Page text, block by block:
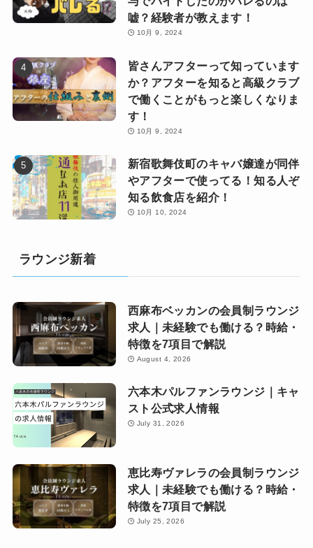
嘘？経験者が教えます！
10月 9, 2024
皆さんアフターって知っています
か？アフターを知ると高級クラブ
で働くことがもっと楽しくなりま
す！
10月 9, 2024
新宿歌舞伎町のキャバ嬢達が同伴
やアフターで使ってる！知る人ぞ
知る飲食店を紹介！
10月 10, 2024
ラウンジ新着
西麻布ベッカンの会員制ラウンジ
求人｜未経験でも働ける？時給・
特徴を7項目で解説
August 4, 2026
六本木パルファンラウンジ｜キャ
スト公式求人情報
July 31, 2026
恵比寿ヴァレラの会員制ラウンジ
求人｜未経験でも働ける？時給・
特徴を7項目で解説
July 25, 2026